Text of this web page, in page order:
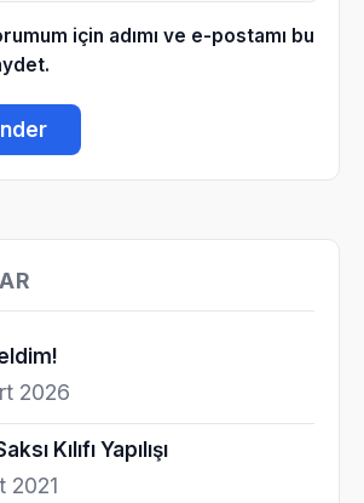
için adımı ve e-postamı bu
2026
Kılıfı Yapılışı
2021